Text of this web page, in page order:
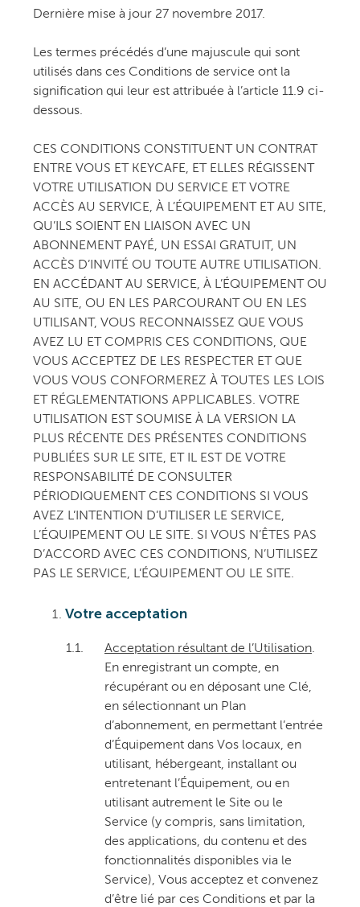
Dernière mise à jour 27 novembre 2017.
Les termes précédés d’une majuscule qui sont
utilisés dans ces Conditions de service ont la
signification qui leur est attribuée à l’article 11.9 ci-
dessous.
CES CONDITIONS CONSTITUENT UN CONTRAT
ENTRE VOUS ET KEYCAFE, ET ELLES RÉGISSENT
VOTRE UTILISATION DU SERVICE ET VOTRE
ACCÈS AU SERVICE, À L’ÉQUIPEMENT ET AU SITE,
QU’ILS SOIENT EN LIAISON AVEC UN
ABONNEMENT PAYÉ, UN ESSAI GRATUIT, UN
ACCÈS D’INVITÉ OU TOUTE AUTRE UTILISATION.
EN ACCÉDANT AU SERVICE, À L’ÉQUIPEMENT OU
AU SITE, OU EN LES PARCOURANT OU EN LES
UTILISANT, VOUS RECONNAISSEZ QUE VOUS
AVEZ LU ET COMPRIS CES CONDITIONS, QUE
VOUS ACCEPTEZ DE LES RESPECTER ET QUE
VOUS VOUS CONFORMEREZ À TOUTES LES LOIS
ET RÉGLEMENTATIONS APPLICABLES. VOTRE
UTILISATION EST SOUMISE À LA VERSION LA
PLUS RÉCENTE DES PRÉSENTES CONDITIONS
PUBLIÉES SUR LE SITE, ET IL EST DE VOTRE
RESPONSABILITÉ DE CONSULTER
PÉRIODIQUEMENT CES CONDITIONS SI VOUS
AVEZ L’INTENTION D’UTILISER LE SERVICE,
L’ÉQUIPEMENT OU LE SITE. SI VOUS N’ÊTES PAS
D’ACCORD AVEC CES CONDITIONS, N’UTILISEZ
PAS LE SERVICE, L’ÉQUIPEMENT OU LE SITE.
Votre acceptation
1.1. Acceptation résultant de l’Utilisation.
En enregistrant un compte, en
récupérant ou en déposant une Clé,
en sélectionnant un Plan
d’abonnement, en permettant l’entrée
d’Équipement dans Vos locaux, en
utilisant, hébergeant, installant ou
entretenant l’Équipement, ou en
utilisant autrement le Site ou le
Service (y compris, sans limitation,
des applications, du contenu et des
fonctionnalités disponibles via le
Service), Vous acceptez et convenez
d’être lié par ces Conditions et par la